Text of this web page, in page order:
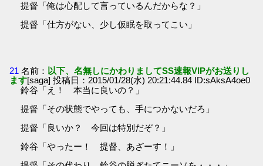
提督「俺は心配して言っているんだからな？」
提督「仕方がない、少し仮眠を取ってこい」
21 名前： 以下、名無しにかわりましてSS速報VIPがお送りし
ます[saga] 投稿日：2015/01/28(水) 20:21:44.84 ID:sAksA4oe0
鈴谷「え！ 本当に良いの？」
提督「その状態でやっても、手につかないだろ」
提督「良いか？ 今回は特別だぞ？」
鈴谷「やったー！ 提督、あざーす！」